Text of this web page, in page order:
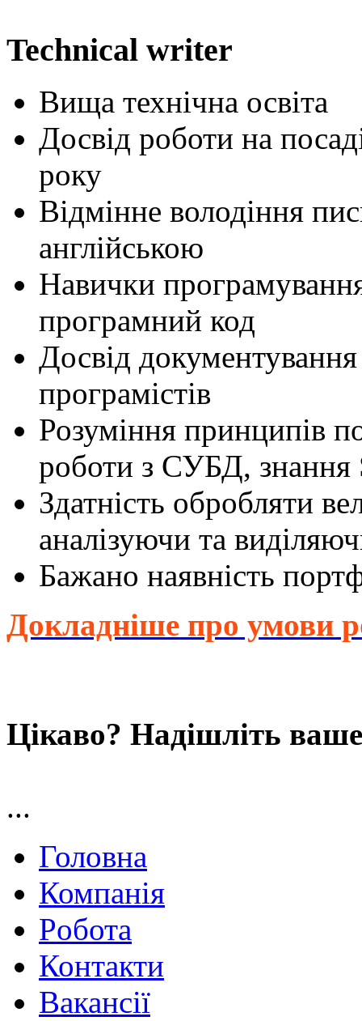
Technical writer
Вища технічна освіта
Досвід роботи на
року
Відмінне володіння
англійською
Навички
програмний код
Досвід
програмістів
Розуміння принципів
роботи з СУБД, знання
Здатність обробляти
аналізуючи та
Бажано наявність
Докладніше про умови
Цікаво? Надішліть
...
Головна
Компанія
Pобота
Контакти
Вакансії